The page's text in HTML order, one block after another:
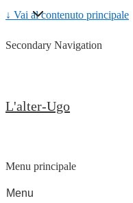
↓ Vai al contenuto principale
Secondary Navigation
L'alter-Ugo
Menu principale
Menu